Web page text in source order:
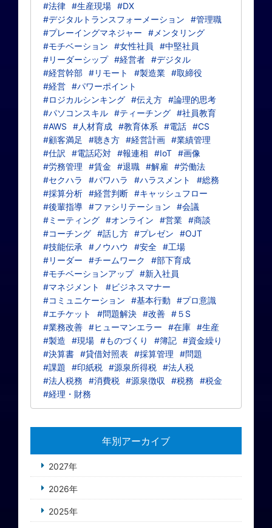
#法律 #生産現場 #DX
#デジタルトランスフォーメーション
#管理職
#プレーイングマネジャー
#メンタリング
#モチベーション
#女性社員
#中堅社員
#リーダーシップ #経営者 #デジタル
#経営幹部 #リモート #製造業 #取締役
#経営 #パワーポイント
#ロジカルシンキング #伝え方 #論理的思考
#パソコンスキル #ティーチング #社員教育
#AWS
#人材育成 #教育体系 #電話 #CS
#顧客満足
#聴き方 #経営計画 #業績管理
#仕訳
#電話応対 #報連相 #IoT #画像
#労務管理
#賃金 #退職 #解雇
#労働法
#セクハラ
#パワハラ #ハラスメント
#総務
#採算分析 #経営判断 #キャッシュフロー
#後輩指導 #ファシリテーション
#会議
#ミーティング #オンライン #営業 #商談
#コーチング #話し方 #プレゼン
#OJT
#技能伝承
#ノウハウ #安全 #工場
#リーダー
#チームワーク
#部下育成
#モチベーションアップ #新入社員
#マネジメント
#ビジネスマナー
#コミュニケーション
#基本行動
#プロ意識
#エチケット
#問題解決 #改善 #５S
#業務改善 #ヒューマンエラー #在庫 #生産
#製造
#現場 #ものづくり #簿記 #資金繰り
#決算書 #貸借対照表 #採算管理
#問題
#課題
#印紙税 #源泉所得税 #法人税
#法人税務
#消費税 #源泉徴収 #税務
#税金
#経理・財務
年別アーカイブ
2027年
2026年
2025年